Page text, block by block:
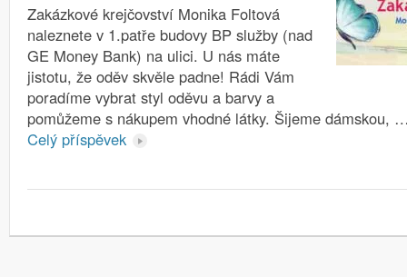
Zakázkové krejčovství Monika Foltová
naleznete v 1.patře budovy BP služby (nad
GE Money Bank) na ulici. U nás máte
jistotu, že oděv skvěle padne! Rádi Vám
poradíme vybrat styl oděvu a barvy a
pomůžeme s nákupem vhodné látky. Šijeme dámskou,
Celý příspěvek